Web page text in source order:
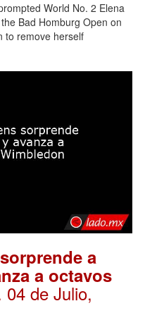
World No. 2 Elena
Bad Homburg Open on
to remove herself
a
a octavos
04 de Julio,